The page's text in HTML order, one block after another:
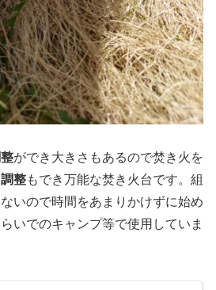
ができ大きさもあるので焚き火を
整もでき万能な焚き火台です。組
いので時間をあまりかけずに始め
いでのキャンプ等で使用していま